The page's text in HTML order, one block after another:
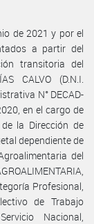
de 2021 y por el
a partir del
transitoria del
CALVO (D.N.I.
N° DECAD-
en el cargo de
la Dirección de
dependiente de
del
Profesional,
de Trabajo
Nacional,